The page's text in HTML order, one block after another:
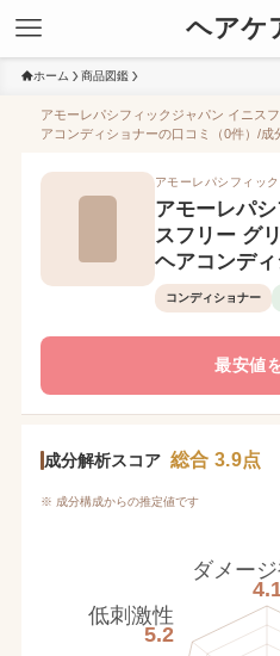
ヘアケ
ホーム 商品図鑑
アモーレパシフィックジャパン イニス
アコンディショナーの口コミ（0件）/成
アモーレパシフィッ
アモーレパ
スフリー グ
ヘアコンデ
コンディショナー
最安値
成分解析スコア 総合 3.9点
※ 成分構成からの推定値です
ダメー
低刺激性
5.2